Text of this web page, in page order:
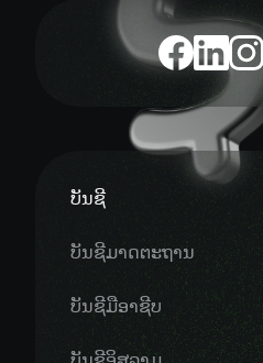
ບັນຊີມາດຕະຖານ
ບັນຊີມືອາຊີບ
ບັນຊີອິສລາມ
ບັນຊີເທຣດ Demo